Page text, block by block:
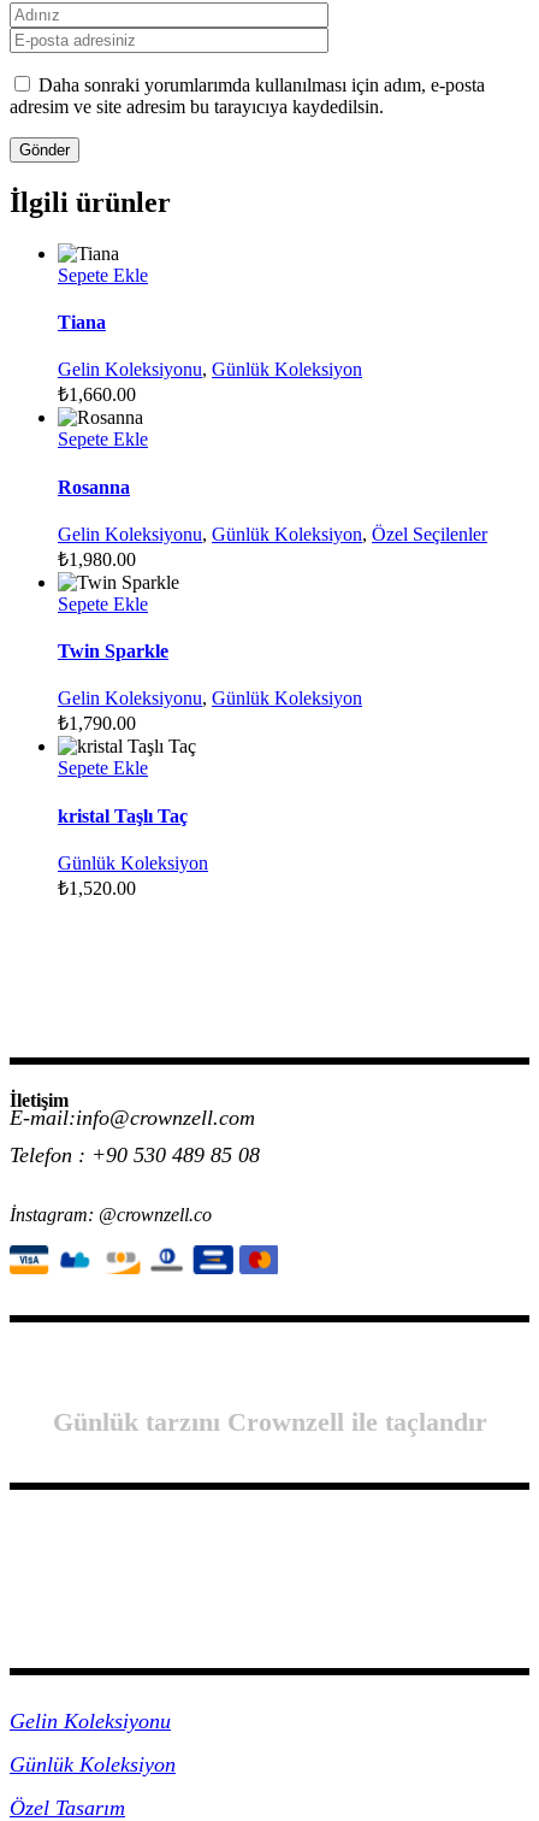
Daha sonraki yorumlarımda kullanılması için adım, e-posta
adresim ve site adresim bu tarayıcıya kaydedilsin.
İlgili ürünler
Sepete Ekle
Tiana
Gelin Koleksiyonu, Günlük Koleksiyon
₺1,660.00
Sepete Ekle
Rosanna
Gelin Koleksiyonu, Günlük Koleksiyon, Özel Seçilenler
₺1,980.00
Sepete Ekle
Twin Sparkle
Gelin Koleksiyonu, Günlük Koleksiyon
₺1,790.00
Sepete Ekle
kristal Taşlı Taç
Günlük Koleksiyon
₺1,520.00
İletişim
E-mail:info@crownzell.com
Telefon : +90 530 489 85 08
İnstagram: @crownzell.co
Günlük tarzını Crownzell ile taçlandır
Gelin Koleksiyonu
Günlük Koleksiyon
Özel Tasarım